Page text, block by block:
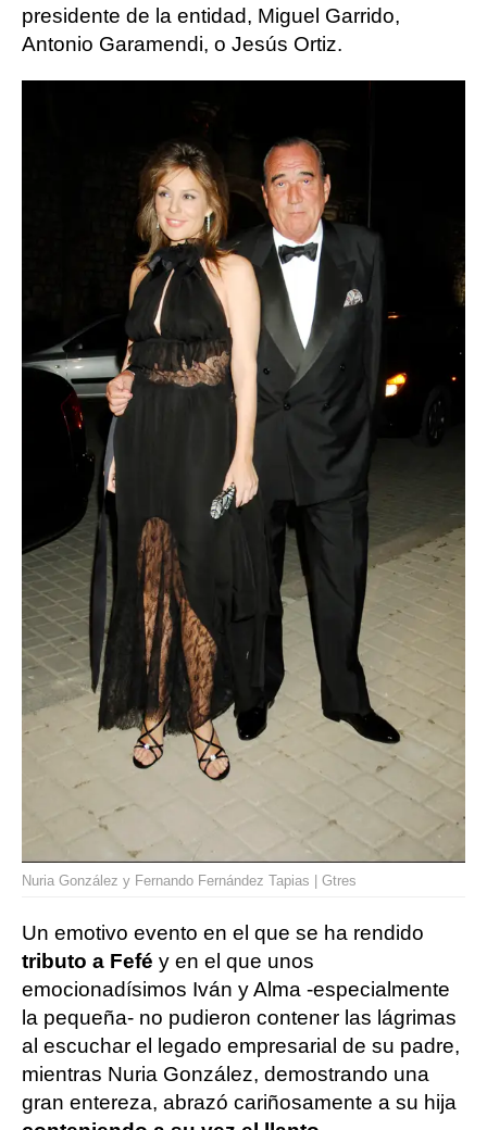
presidente de la entidad, Miguel Garrido,
Antonio Garamendi, o Jesús Ortiz.
Nuria González y Fernando Fernández Tapias | Gtres
Un emotivo evento en el que se ha rendido
tributo a Fefé y en el que unos
emocionadísimos Iván y Alma -especialmente
la pequeña- no pudieron contener las lágrimas
al escuchar el legado empresarial de su padre,
mientras Nuria González, demostrando una
gran entereza, abrazó cariñosamente a su hija